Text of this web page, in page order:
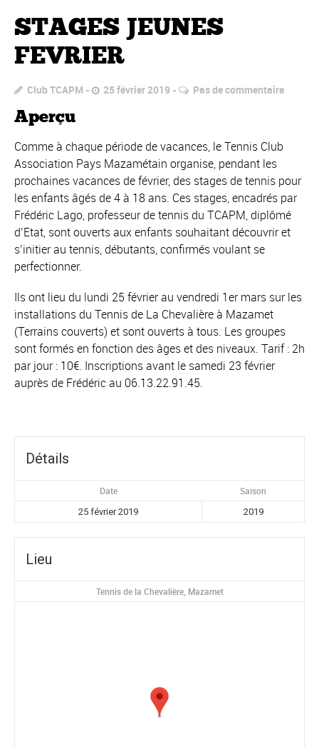
STAGES JEUNES
FEVRIER
Club TCAPM 25 février 2019 Pas de commentaire
Aperçu
Comme à chaque période de vacances, le Tennis Club
Association Pays Mazamétain organise, pendant les
prochaines vacances de février, des stages de tennis pour
les enfants âgés de 4 à 18 ans. Ces stages, encadrés par
Frédéric Lago, professeur de tennis du TCAPM, diplômé
d’Etat, sont ouverts aux enfants souhaitant découvrir et
s’initier au tennis, débutants, confirmés voulant se
perfectionner.
Ils ont lieu du lundi 25 février au vendredi 1er mars sur les
installations du Tennis de La Chevalière à Mazamet
(Terrains couverts) et sont ouverts à tous. Les groupes
sont formés en fonction des âges et des niveaux. Tarif : 2h
par jour : 10€. Inscriptions avant le samedi 23 février
auprès de Frédéric au 06.13.22.91.45.
Détails
Date Saison
25 février 2019 2019
Lieu
Tennis de la Chevalière, Mazamet